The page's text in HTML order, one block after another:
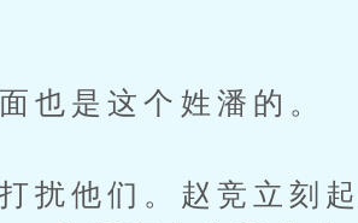
是这个姓潘的。
他们。赵竞立刻